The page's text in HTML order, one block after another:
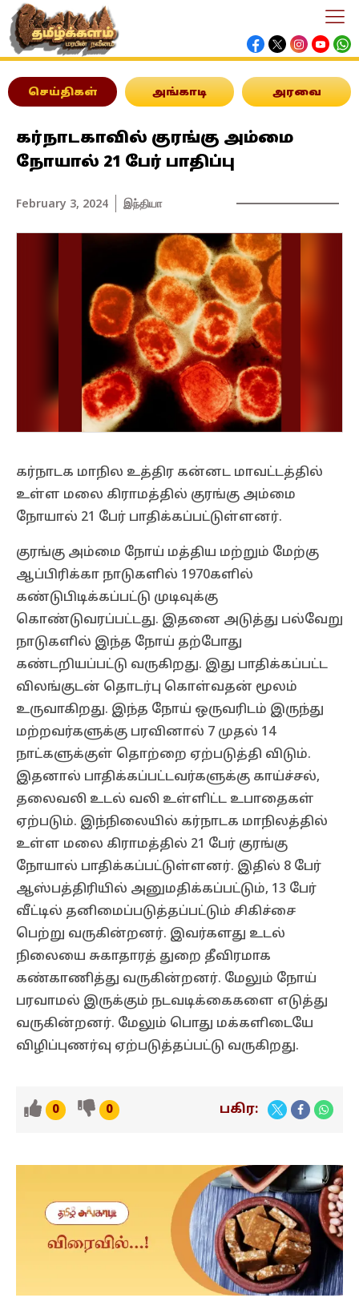
செய்திகள் அங்காடி அரவை
கர்நாடகாவில் குரங்கு அம்மை
நோயால் 21 பேர் பாதிப்பு
February 3, 2024 இந்தியா
கர்நாடக மாநில உத்திர கன்னட மாவட்டத்தில்
உள்ள மலை கிராமத்தில் குரங்கு அம்மை
நோயால் 21 பேர் பாதிக்கப்பட்டுள்ளனர்.
குரங்கு அம்மை நோய் மத்திய மற்றும் மேற்கு
ஆப்பிரிக்கா நாடுகளில் 1970களில்
கண்டுபிடிக்கப்பட்டு முடிவுக்கு
கொண்டுவரப்பட்டது. இதனை அடுத்து பல்வேறு
நாடுகளில் இந்த நோய் தற்போது
கண்டறியப்பட்டு வருகிறது. இது பாதிக்கப்பட்ட
விலங்குடன் தொடர்பு கொள்வதன் மூலம்
உருவாகிறது. இந்த நோய் ஒருவரிடம் இருந்து
மற்றவர்களுக்கு பரவினால் 7 முதல் 14
நாட்களுக்குள் தொற்றை ஏற்படுத்தி விடும்.
இதனால் பாதிக்கப்பட்டவர்களுக்கு காய்ச்சல்,
தலைவலி உடல் வலி உள்ளிட்ட உபாதைகள்
ஏற்படும். இந்நிலையில் கர்நாடக மாநிலத்தில்
உள்ள மலை கிராமத்தில் 21 பேர் குரங்கு
நோயால் பாதிக்கப்பட்டுள்ளனர். இதில் 8 பேர்
ஆஸ்பத்திரியில் அனுமதிக்கப்பட்டும், 13 பேர்
வீட்டில் தனிமைப்படுத்தப்பட்டும் சிகிச்சை
பெற்று வருகின்றனர். இவர்களது உடல்
நிலையை சுகாதாரத் துறை தீவிரமாக
கண்காணித்து வருகின்றனர். மேலும் நோய்
பரவாமல் இருக்கும் நடவடிக்கைகளை எடுத்து
வருகின்றனர். மேலும் பொது மக்களிடையே
விழிப்புணர்வு ஏற்படுத்தப்பட்டு வருகிறது.
0 0 பகிர: